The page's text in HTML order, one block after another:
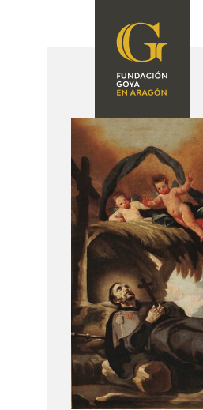
FOUNDATION
SOMOS
CIDG
CORPORATE
ACTION
SEDE
CONTACT